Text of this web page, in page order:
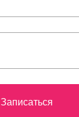
Записаться